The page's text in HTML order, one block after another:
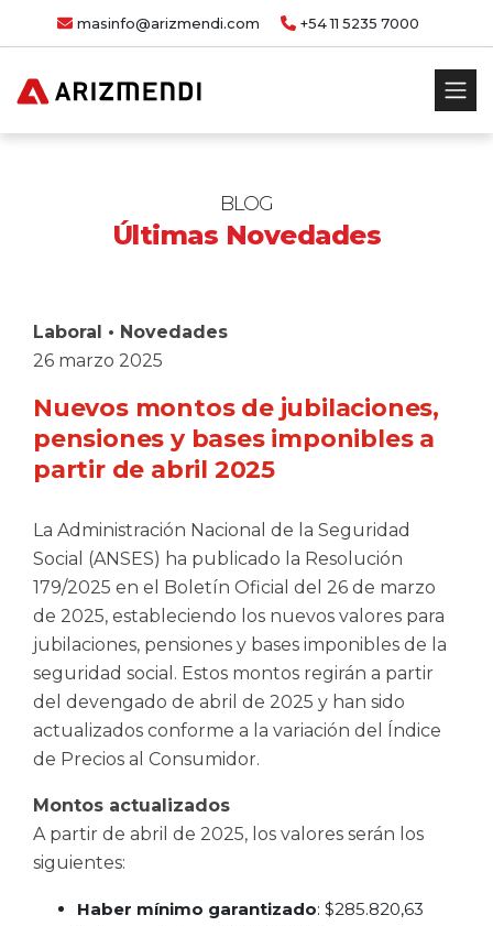
masinfo@arizmendi.com +54 11 5235 7000
BLOG
Últimas Novedades
Laboral • Novedades
26 marzo 2025
Nuevos montos de jubilaciones,
pensiones y bases imponibles a
partir de abril 2025
La Administración Nacional de la Seguridad
Social (ANSES) ha publicado la Resolución
179/2025 en el Boletín Oficial del 26 de marzo
de 2025, estableciendo los nuevos valores para
jubilaciones, pensiones y bases imponibles de la
seguridad social. Estos montos regirán a partir
del devengado de abril de 2025 y han sido
actualizados conforme a la variación del Índice
de Precios al Consumidor.
Montos actualizados
A partir de abril de 2025, los valores serán los
siguientes:
Haber mínimo garantizado: $285.820,63